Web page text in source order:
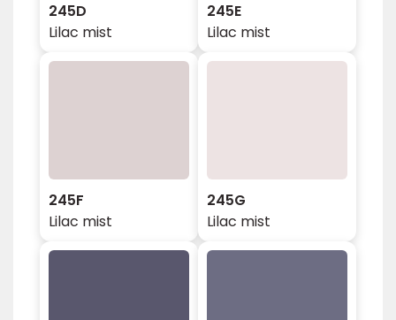
245D
Lilac mist
245E
Lilac mist
245F
Lilac mist
245G
Lilac mist